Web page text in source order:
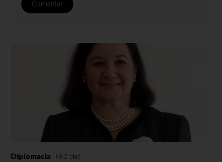
Comentar
Diplomacia Há 2 dias